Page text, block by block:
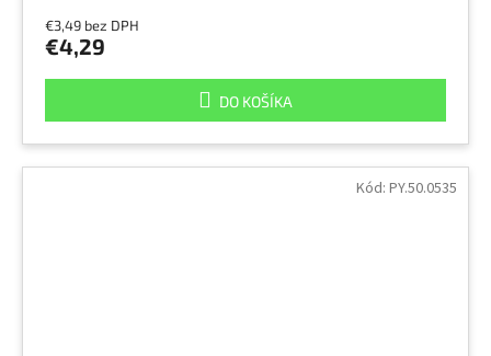
€3,49 bez DPH
€4,29
DO KOŠÍKA
Kód: PY.50.0535